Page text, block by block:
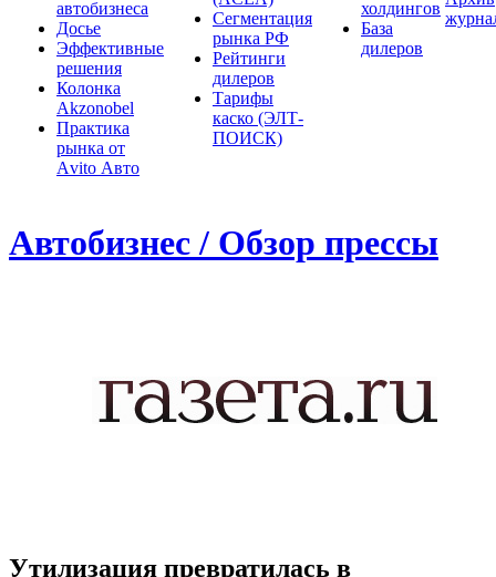
автобизнеса
Досье
Эффективные
решения
Колонка
Akzonobel
Практика
рынка от
Аvito Авто
Сегментация
рынка РФ
Рейтинги
дилеров
Тарифы
каско (ЭЛТ-
ПОИСК)
холдингов
База
дилеров
Автобизнес / Обзор прессы
Утилизация превратилась в